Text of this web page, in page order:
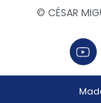
© CÉSAR